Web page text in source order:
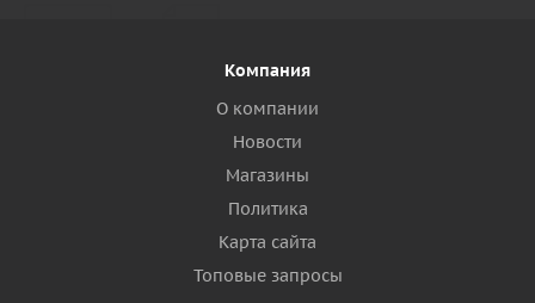
Компания
О компании
Новости
Магазины
Политика
Карта сайта
Топовые запросы